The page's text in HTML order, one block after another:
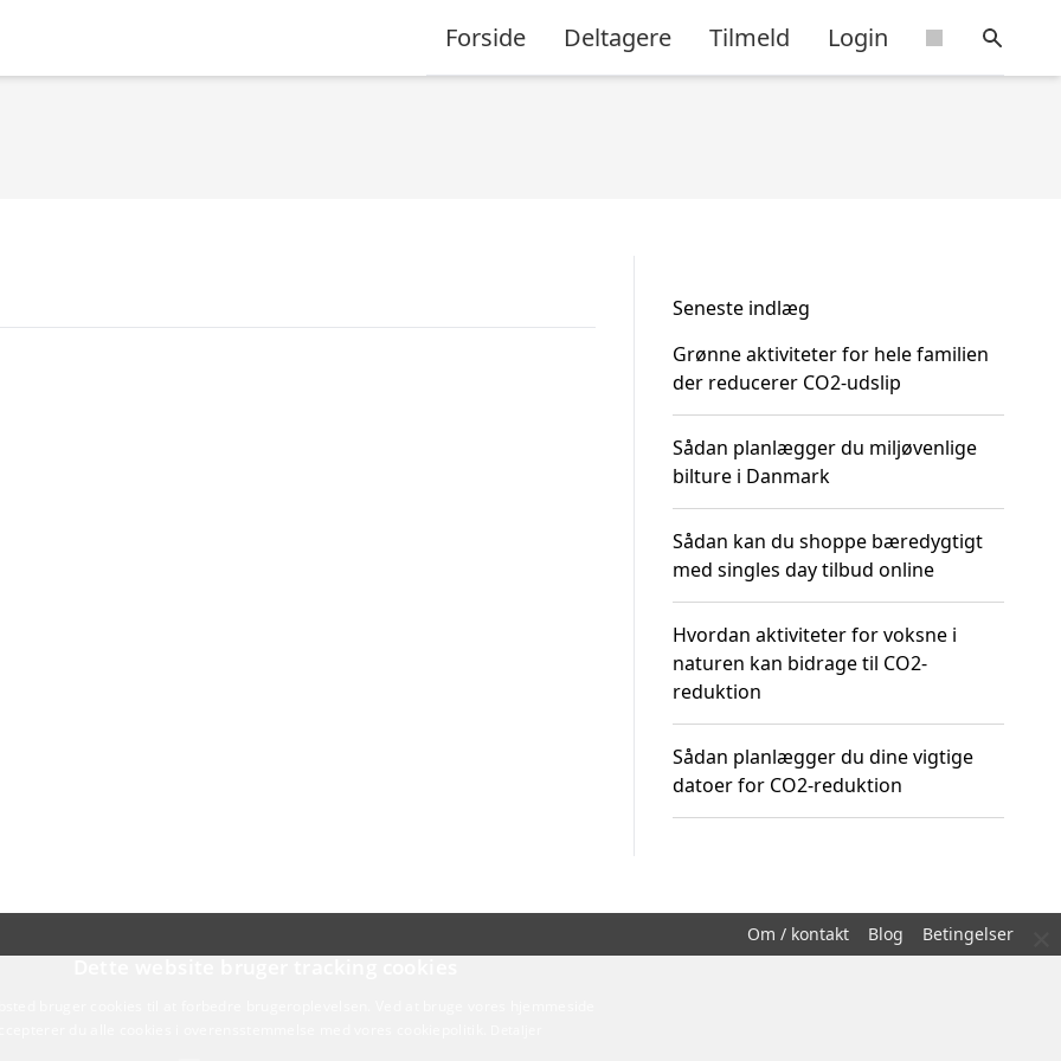
Forside Deltagere Tilmeld Login
Seneste indlæg
Grønne aktiviteter for hele familien
der reducerer CO2-udslip
Sådan planlægger du miljøvenlige
bilture i Danmark
Sådan kan du shoppe bæredygtigt
med singles day tilbud online
Hvordan aktiviteter for voksne i
naturen kan bidrage til CO2-
reduktion
Sådan planlægger du dine vigtige
datoer for CO2-reduktion
Om / kontakt Blog Betingelser